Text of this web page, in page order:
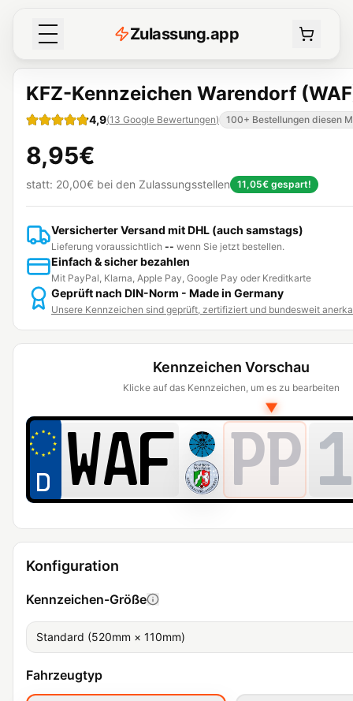
Zulassung.app
KFZ-Kennzeichen Warendorf
4,9(13 Google Bewertungen) 100+ Bestellungen diesen
8,95€
statt: 20,00€ bei den Zulassungsstellen 11,05€ gespart!
Versicherter Versand mit DHL (auch samstags)
Lieferung voraussichtlich -- wenn Sie jetzt bestellen.
Einfach & sicher bezahlen
Mit PayPal, Klarna, Apple Pay, Google Pay oder Kreditkarte
Geprüft nach DIN-Norm - Made in Germany
Unsere Kennzeichen sind geprüft, zertifiziert und bundesweit
Konfiguration
Kennzeichen-Größe
Standard (520mm × 110mm)
Fahrzeugtyp
Kennzeichen Vorschau
Klicke auf das Kennzeichen, um es zu bearbeiten
▼
PP